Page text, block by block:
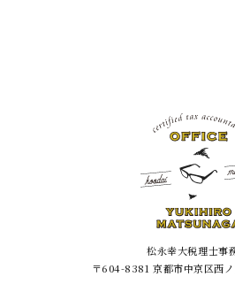
松永幸大税理士事
〒604-8381 京都市中京区西